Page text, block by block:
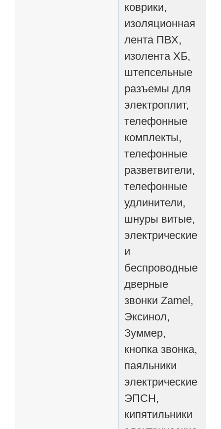
коврики,
изоляционная
лента ПВХ,
изолента ХБ,
штепсельные
разъемы для
электроплит,
телефонные
комплекты,
телефонные
разветвители,
телефонные
удлинители,
шнуры витые,
электрические
и
беспроводные
дверные
звонки Zamel,
Эксинол,
Зуммер,
кнопка звонка,
паяльники
электрические
ЭПСН,
кипятильники